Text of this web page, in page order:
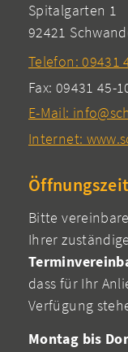
Spitalgarten 1
92421
Telefon: 09431
Fax: 09431 45-
E-Mail:
Internet:
Bitte
Ihrer
dass für Ihr
Verfügung
Montag bis